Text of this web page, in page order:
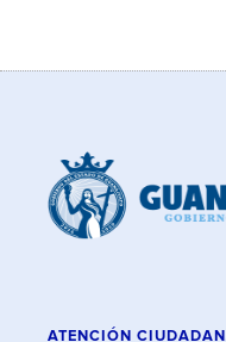
ATENCIÓN